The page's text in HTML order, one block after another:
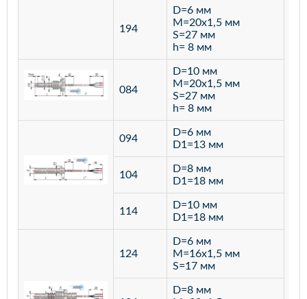
194
D=6 мм
M=20х1,5 мм
S=27 мм
h= 8 мм
084
D=10 мм
M=20х1,5 мм
S=27 мм
h= 8 мм
094
D=6 мм
D1=13 мм
104
D=8 мм
D1=18 мм
114
D=10 мм
D1=18 мм
124
D=6 мм
M=16х1,5 мм
S=17 мм
D=8 мм